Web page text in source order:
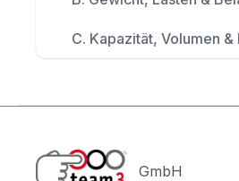
C. Kapazität, Volumen
GmbH